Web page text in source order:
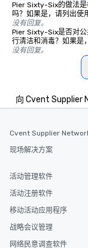
Pier Sixty-Six的做法是
吗？如果是，请列出使
没有回复。
Pier Sixty-Six是否对公
行清洁和消毒？如果是
没有回复。
向 Cvent Supplier
Cvent Supplier
现场解决方案
活动管理软件
活动注册软件
移动活动应用程序
战略会议管理
网络民意调查软件